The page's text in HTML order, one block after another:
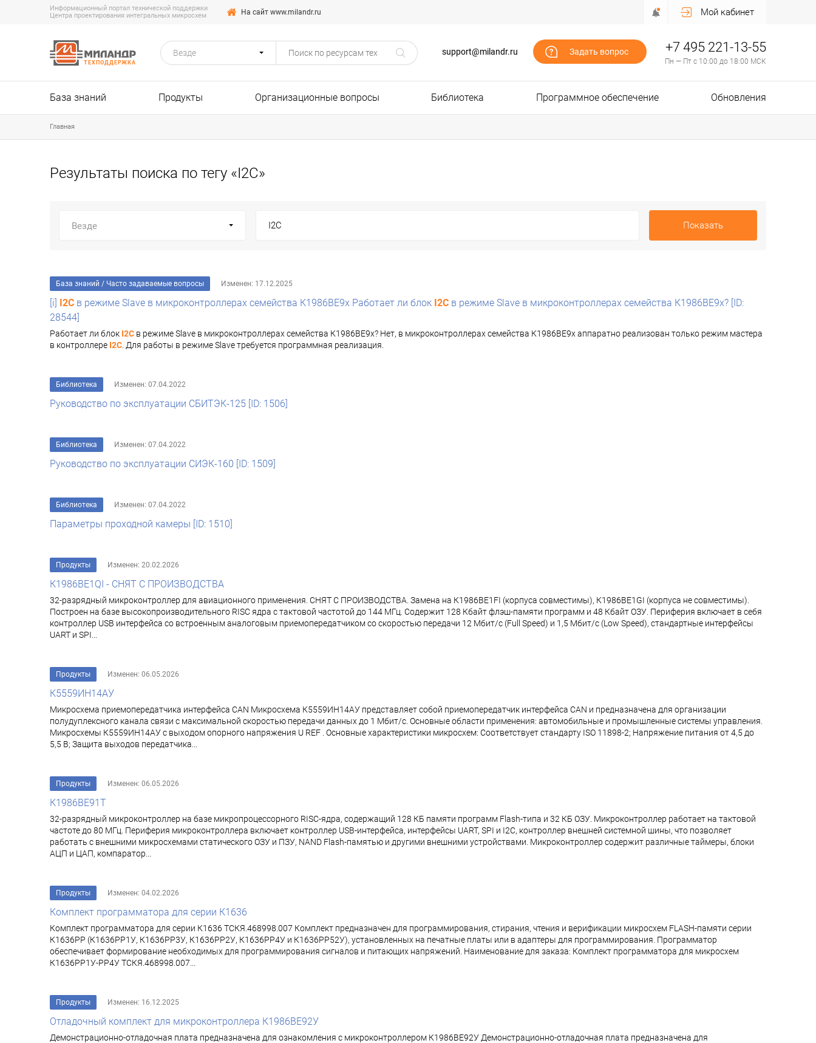
Информационный портал технической поддержки
Центра проектирования интегральных микросхем
На сайт www.milandr.ru Мой кабинет
ТЕХПОДДЕРЖКА
Везде support@milandr.ru Задать вопрос +7 495 221-13-55
Пн — Пт с 10:00 до 18:00 МСК
База знаний Продукты Организационные вопросы Библиотека Программное обеспечение Обновления
Главная
Результаты поиска по тегу «I2C»
Везде Показать
База знаний / Часто задаваемые вопросы Изменен: 17.12.2025
[i] I2C в режиме Slave в микроконтроллерах семейства К1986ВЕ9x Работает ли блок I2C в режиме Slave в микроконтроллерах семейства К1986ВЕ9х? [ID:
28544]
Работает ли блок I2C в режиме Slave в микроконтроллерах семейства К1986ВЕ9х? Нет, в микроконтроллерах семейства К1986ВЕ9х аппаратно реализован только режим мастера
в контроллере I2C . Для работы в режиме Slave требуется программная реализация.
Библиотека Изменен: 07.04.2022
Руководство по эксплуатации СБИТЭК-125 [ID: 1506]
Библиотека Изменен: 07.04.2022
Руководство по эксплуатации СИЭК-160 [ID: 1509]
Библиотека Изменен: 07.04.2022
Параметры проходной камеры [ID: 1510]
Продукты Изменен: 20.02.2026
К1986ВЕ1QI - СНЯТ С ПРОИЗВОДСТВА
32-разрядный микроконтроллер для авиационного применения. СНЯТ С ПРОИЗВОДСТВА. Замена на К1986ВЕ1FI (корпуса совместимы), К1986ВЕ1GI (корпуса не совместимы).
Построен на базе высокопроизводительного RISC ядра с тактовой частотой до 144 МГц. Содержит 128 Кбайт флэш-памяти программ и 48 Кбайт ОЗУ. Периферия включает в себя
контроллер USB интерфейса со встроенным аналоговым приемопередатчиком со скоростью передачи 12 Мбит/с (Full Speed) и 1,5 Мбит/с (Low Speed), стандартные интерфейсы
UART и SPI...
Продукты Изменен: 06.05.2026
К5559ИН14АУ
Микросхема приемопередатчика интерфейса CAN Микросхема К5559ИН14АУ представляет собой приемопередатчик интерфейса CAN и предназначена для организации
полудуплексного канала связи с максимальной скоростью передачи данных до 1 Мбит/с. Основные области применения: автомобильные и промышленные системы управления.
Микросхемы К5559ИН14АУ с выходом опорного напряжения U REF . Основные характеристики микросхем: Соответствует стандарту ISO 11898-2; Напряжение питания от 4,5 до
5,5 В; Защита выходов передатчика...
Продукты Изменен: 06.05.2026
К1986ВЕ91Т
32-разрядный микроконтроллер на базе микропроцессорного RISC-ядра, содержащий 128 КБ памяти программ Flash-типа и 32 КБ ОЗУ. Микроконтроллер работает на тактовой
частоте до 80 МГц. Периферия микроконтроллера включает контроллер USB-интерфейса, интерфейсы UART, SPI и I2C, контроллер внешней системной шины, что позволяет
работать с внешними микросхемами статического ОЗУ и ПЗУ, NAND Flash-памятью и другими внешними устройствами. Микроконтроллер содержит различные таймеры, блоки
АЦП и ЦАП, компаратор...
Продукты Изменен: 04.02.2026
Комплект программатора для серии К1636
Комплект программатора для серии К1636 ТСКЯ.468998.007 Комплект предназначен для программирования, стирания, чтения и верификации микросхем FLASH-памяти серии
К1636РР (К1636РР1У, К1636РР3У, К1636РР2У, К1636РР4У и К1636РР52У), установленных на печатные платы или в адаптеры для программирования. Программатор
обеспечивает формирование необходимых для программирования сигналов и питающих напряжений. Наименование для заказа: Комплект программатора для микросхем
К1636РР1У-РР4У ТСКЯ.468998.007...
Продукты Изменен: 16.12.2025
Отладочный комплект для микроконтроллера К1986ВЕ92У
Демонстрационно-отладочная плата предназначена для ознакомления с микроконтроллером К1986ВЕ92У Демонстрационно-отладочная плата предназначена для